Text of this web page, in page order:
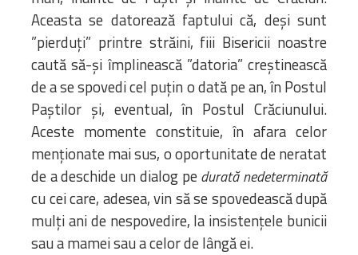
Aceasta se datorează faptului că, deși sunt
”pierduți” printre străini, fiii Bisericii noastre
caută să-și împlinească ”datoria” creștinească
de a se spovedi cel puțin o dată pe an, în Postul
Paștilor și, eventual, în Postul Crăciunului.
Aceste momente constituie, în afara celor
menționate mai sus, o oportunitate de neratat
de a deschide un dialog pedurată nedeterminată
cu cei care, adesea, vin să se spovedească după
mulți ani de nespovedire, la insistențele bunicii
sau a mamei sau a celor de lângă ei.